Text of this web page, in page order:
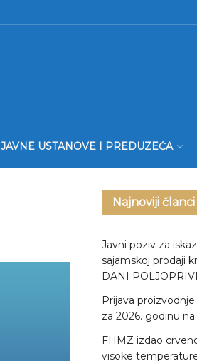
JAVNE USTANOVE I PREDUZEĆA
Najnoviji članci
Javni poziv za
sajamskoj prodaji
DANI
Prijava
za 2026. godinu
FHMZ izdao
visoke